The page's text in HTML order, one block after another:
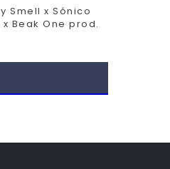
Smell x Sónico
x Beak One prod.